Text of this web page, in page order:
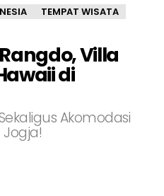
TEMPAT WISATA
Villa
di
Akomodasi